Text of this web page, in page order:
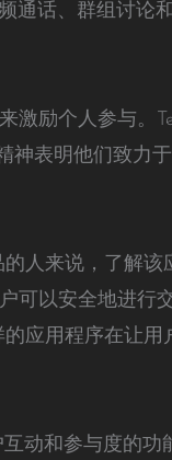
通话、群组讨论
激励个人参与。
表明他们致力
人来说，了解
可以安全地进行
应用程序在让
动和参与度的功